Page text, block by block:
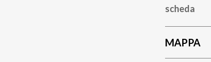
scheda
MAPPA